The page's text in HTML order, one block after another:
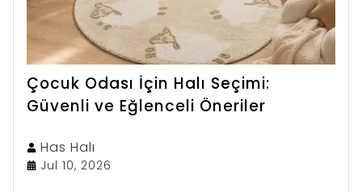
Çocuk Odası İçin Halı Seçimi:
Güvenli ve Eğlenceli Öneriler
Has Halı
Jul 10, 2026